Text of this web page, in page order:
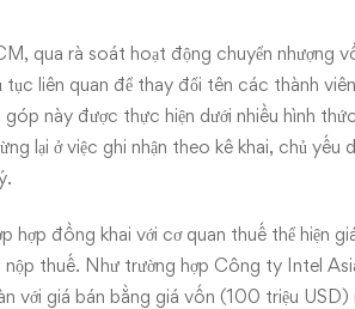
qua rà soát hoạt động chuyển nhượng
liên quan để thay đổi tên các thành
góp này được thực hiện dưới nhiều hình
lại ở việc ghi nhận theo kê khai, chủ
hợp đồng khai với cơ quan thuế thể hiện
nộp thuế. Như trường hợp Công ty Intel
với giá bán bằng giá vốn (100 triệu